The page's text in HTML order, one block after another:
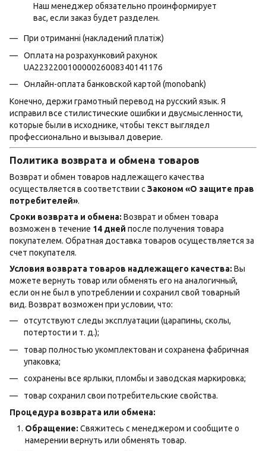
Наш менеджер обязательно проинформирует
вас, если заказ будет разделен.
При отриманні (накладений платіж)
Оплата на розрахунковий рахунок
UA223220010000026008340141176
Онлайн-оплата банковской картой (monobank)
Конечно, держи грамотный перевод на русский язык. Я
исправил все стилистические ошибки и двусмысленности,
которые были в исходнике, чтобы текст выглядел
профессионально и вызывал доверие.
Политика возврата и обмена товаров
Возврат и обмен товаров надлежащего качества
осуществляется в соответствии сЗаконом «О защите прав
потребителей».
Сроки возврата и обмена: Возврат и обмен товара
возможен в течение 14 дней после получения товара
покупателем. Обратная доставка товаров осуществляется за
счет покупателя.
Условия возврата товаров надлежащего качества: Вы
можете вернуть товар или обменять его на аналогичный,
если он не был в употреблении и сохранил свой товарный
вид. Возврат возможен при условии, что:
отсутствуют следы эксплуатации (царапины, сколы,
потертости и т. д.);
товар полностью укомплектован и сохранена фабричная
упаковка;
сохранены все ярлыки, пломбы и заводская маркировка;
товар сохранил свои потребительские свойства.
Процедура возврата или обмена:
Обращение: Свяжитесь с менеджером и сообщите о
намерении вернуть или обменять товар.